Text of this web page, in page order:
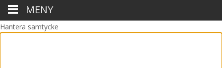
Hantera samtycke
MENY